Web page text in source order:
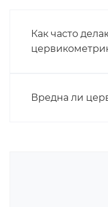
Как часто
Вредна ли